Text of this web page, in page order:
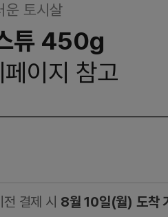
운 토시살
튜 450g
이지 참고
결제 시 8월 10일(월) 도착